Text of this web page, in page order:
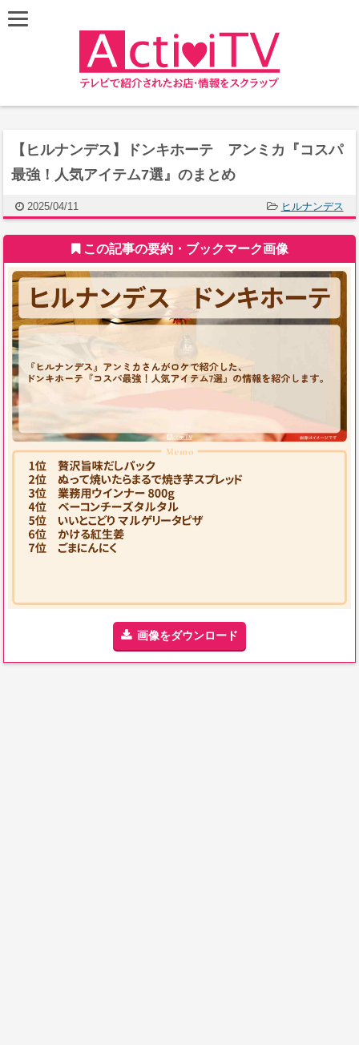
【ヒルナンデス】ドンキホーテ アンミカ『コスパ
最強！人気アイテム7選』のまとめ
2025/04/11 ヒルナンデス
この記事の要約・ブックマーク画像
画像をダウンロード